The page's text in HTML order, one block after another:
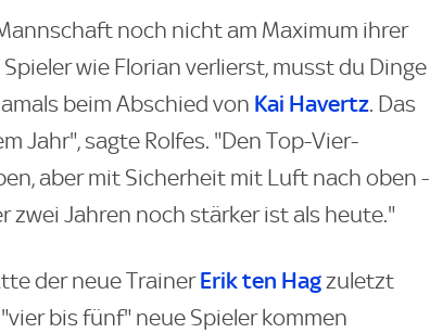
noch nicht am Maximum ihrer
wie Florian verlierst, musst du Dinge
beim Abschied von Kai Havertz. Das
Jahr", sagte Rolfes. "Den Top-Vier-
aber mit Sicherheit mit Luft nach oben -
zwei Jahren noch stärker ist als heute."
der neue TrainerErik ten Hagzuletzt
bis fünf" neue Spieler kommen